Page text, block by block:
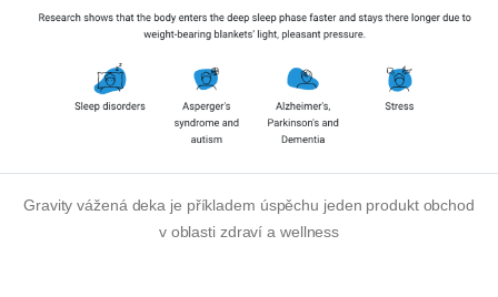
Gravity vážená deka je příkladem úspěchu jeden produktobchod
v oblasti zdraví a wellness